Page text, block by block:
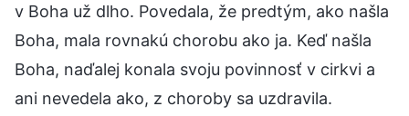
v Boha už dlho. Povedala, že predtým, ako našla
Boha, mala rovnakú chorobu ako ja. Keď našla
Boha, naďalej konala svoju povinnosť v cirkvi a
ani nevedela ako, z choroby sa uzdravila.